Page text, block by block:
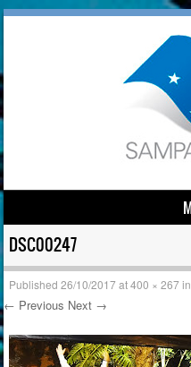
Skip to content
DSC00247
Published26/10/2017at400 × 267
← Previous Next →